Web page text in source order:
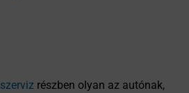
részben olyan az autónak,